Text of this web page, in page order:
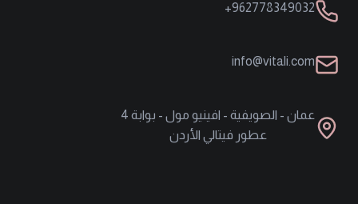
962778349032+
info@vitali.com
عمان - الصويفية - افينيو مول - بوابة 4
عطور فيتالي الأردن